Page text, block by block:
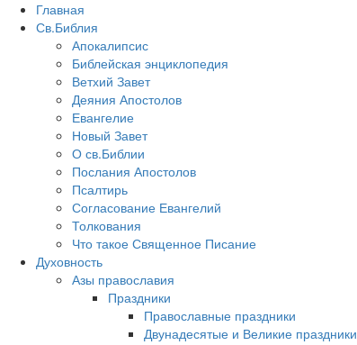
Главная
Св.Библия
Апокалипсис
Библейская энциклопедия
Ветхий Завет
Деяния Апостолов
Евангелие
Новый Завет
О св.Библии
Послания Апостолов
Псалтирь
Согласование Евангелий
Толкования
Что такое Священное Писание
Духовность
Азы православия
Праздники
Православные праздники
Двунадесятые и Великие праздники